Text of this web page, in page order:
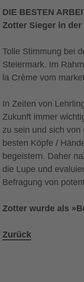
DIE BESTEN
Zotter Sieger in
Tolle Stimmung bei
Steiermark. Im
la Crème vom
In Zeiten von
Zukunft immer
zu sein und sich
besten Köpfe /
begeistern. Daher
die Lupe und
Befragung von
Zotter wurde als
Zurück